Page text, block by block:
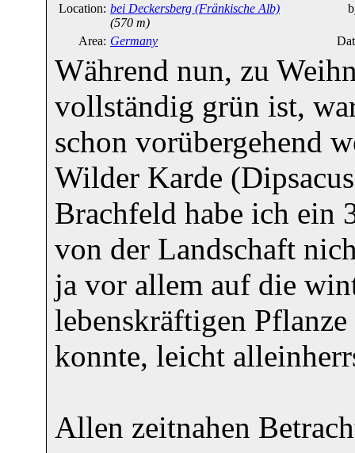
Location: bei Deckersberg (Fränkische Alb)
(570 m)
Area: Germany
Während nun, zu
vollständig grün ist,
schon vorübergehend
Wilder Karde
Brachfeld habe ich ein
von der Landschaft
ja vor allem auf die
lebenskräftigen
konnte, leicht
Allen zeitnahen